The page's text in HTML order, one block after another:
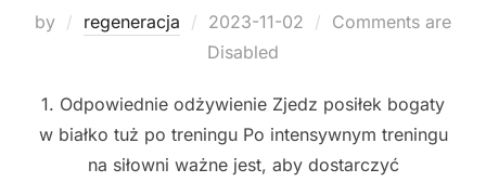
by regeneracja
Posted
on
2023-11-02
Comments are
Disabled
1. Odpowiednie odżywienie Zjedz posiłek bogaty
w białko tuż po treningu Po intensywnym treningu
na siłowni ważne jest, aby dostarczyć